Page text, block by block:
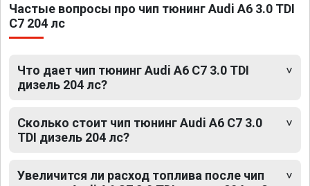
Частые вопросы про чип тюнинг Audi A6 3.0 TDI
C7 204 лс
Что дает чип тюнинг Audi A6 C7 3.0 TDI
дизель 204 лс?
Сколько стоит чип тюнинг Audi A6 C7 3.0
TDI дизель 204 лс?
Увеличится ли расход топлива после чип